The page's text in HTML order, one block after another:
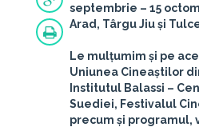
septembrie – 15
Arad, Târgu Jiu și
Le mulțumim și pe
Uniunea Cineaștilor
Institutul Balassi –
Suediei, Festivalul
precum și programul,